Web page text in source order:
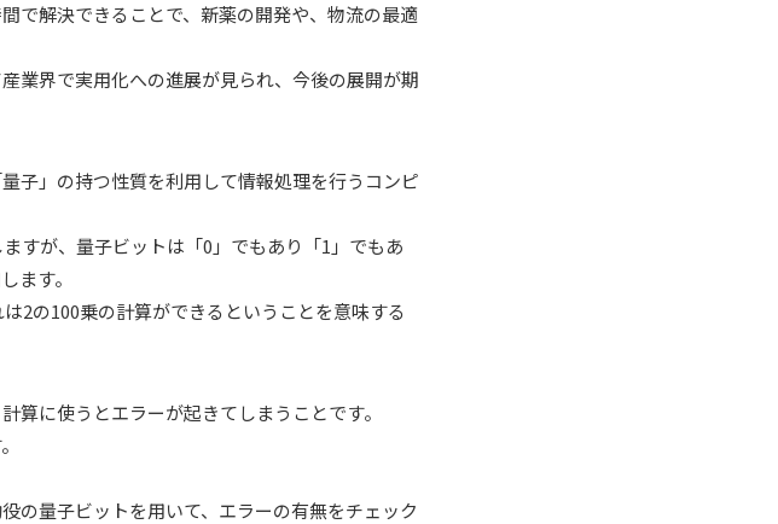
で解決できることで、新薬の開発や、物流の最適
業界で実用化への進展が見られ、今後の展開が期
子」の持つ性質を利用して情報処理を行うコンピ
すが、量子ビットは「0」でもあり「1」でもあ
ます。
2の100乗の計算ができるということを意味する
算に使うとエラーが起きてしまうことです。
の量子ビットを用いて、エラーの有無をチェック